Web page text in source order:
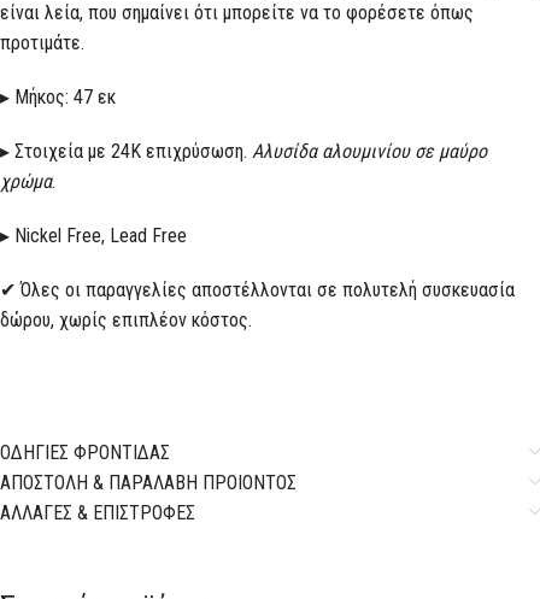
είναι λεία, που σημαίνει ότι μπορείτε να το φορέσετε όπως
προτιμάτε.
▸ Μήκος: 47 εκ
▸ Στοιχεία με 24K επιχρύσωση. Αλυσίδα αλουμινίου σε μαύρο
χρώμα.
▸ Nickel Free, Lead Free
✔ Όλες οι παραγγελίες αποστέλλονται σε πολυτελή συσκευασία
δώρου, χωρίς επιπλέον κόστος.
ΟΔΗΓΙΕΣ ΦΡΟΝΤΙΔΑΣ
ΑΠΟΣΤΟΛΗ & ΠΑΡΑΛΑΒΗ ΠΡΟΙΟΝΤΟΣ
ΑΛΛΑΓΕΣ & ΕΠΙΣΤΡΟΦΕΣ